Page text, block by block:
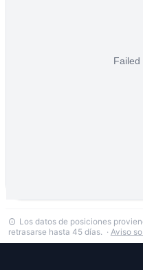
Los datos de posiciones
retrasarse hasta 45 días. · Aviso